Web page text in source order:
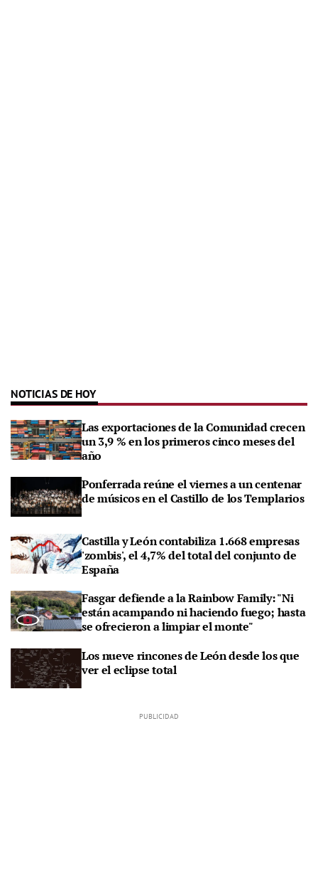
NOTICIAS DE HOY
Las exportaciones de la Comunidad crecen
un 3,9 % en los primeros cinco meses del
año
Ponferrada reúne el viernes a un centenar
de músicos en el Castillo de los Templarios
Castilla y León contabiliza 1.668 empresas
'zombis', el 4,7% del total del conjunto de
España
Fasgar defiende a la Rainbow Family: "Ni
están acampando ni haciendo fuego; hasta
se ofrecieron a limpiar el monte"
Los nueve rincones de León desde los que
ver el eclipse total